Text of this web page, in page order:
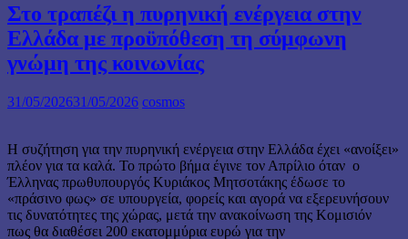
Στο τραπέζι η πυρηνική ενέργεια στην
Ελλάδα με προϋπόθεση τη σύμφωνη
γνώμη της κοινωνίας
31/05/202631/05/2026 cosmos
Η συζήτηση για την πυρηνική ενέργεια στην Ελλάδα έχει «ανοίξει»
πλέον για τα καλά. Το πρώτο βήμα έγινε τον Απρίλιο όταν ο
Έλληνας πρωθυπουργός Κυριάκος Μητσοτάκης έδωσε το
«πράσινο φως» σε υπουργεία, φορείς και αγορά να εξερευνήσουν
τις δυνατότητες της χώρας, μετά την ανακοίνωση της Κομισιόν
πως θα διαθέσει 200 εκατομμύρια ευρώ για την